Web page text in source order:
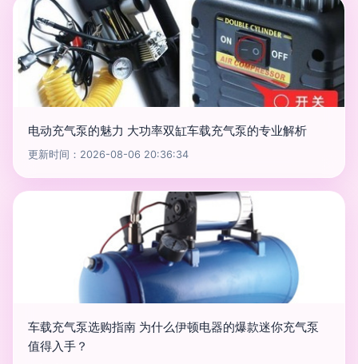
电动充气泵的魅力 大功率双缸车载充气泵的专业解析
更新时间：2026-08-06 20:36:34
车载充气泵选购指南 为什么伊顿电器的爆款迷你充气泵
值得入手？